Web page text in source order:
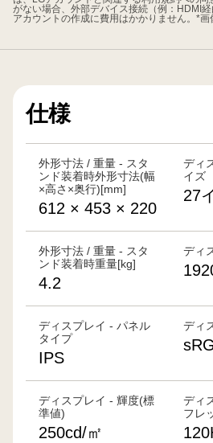
に
<br>
続
か
ら
がない場合、外部デバイス接続（例：HDMI
アカウントの作成に費用はかかりません。*画
仕様
外形寸法 / 重量 - スタ
ンド装着時外形寸法(幅
×高さ×奥行)[mm]
612 × 453 × 220
ディ
イズ
27
外形寸法 / 重量 - スタ
ンド装着時重量[kg]
4.2
ディ
ディスプレイ - パネル
タイプ
IPS
ディ
ディスプレイ - 輝度(標
準値)
250cd/㎡
ディ
フレ